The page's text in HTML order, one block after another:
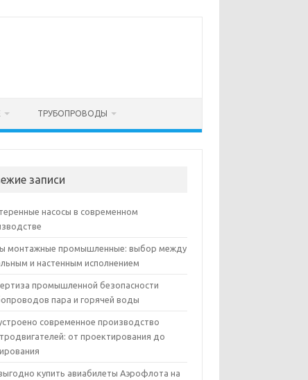
ТРУБОПРОВОДЫ
записи
насосы в современном
монтажные промышленные: выбор между
и настенным исполнением
промышленной безопасности
пара и горячей воды
современное производство
от проектирования до
купить авиабилеты Аэрофлота на